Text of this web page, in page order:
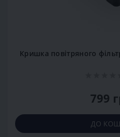
Кришка повітряного
799
ДО